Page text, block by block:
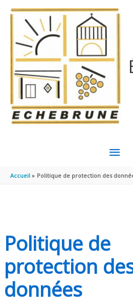
MENU
Accueil Politique de protection des
Politique de
protection
données